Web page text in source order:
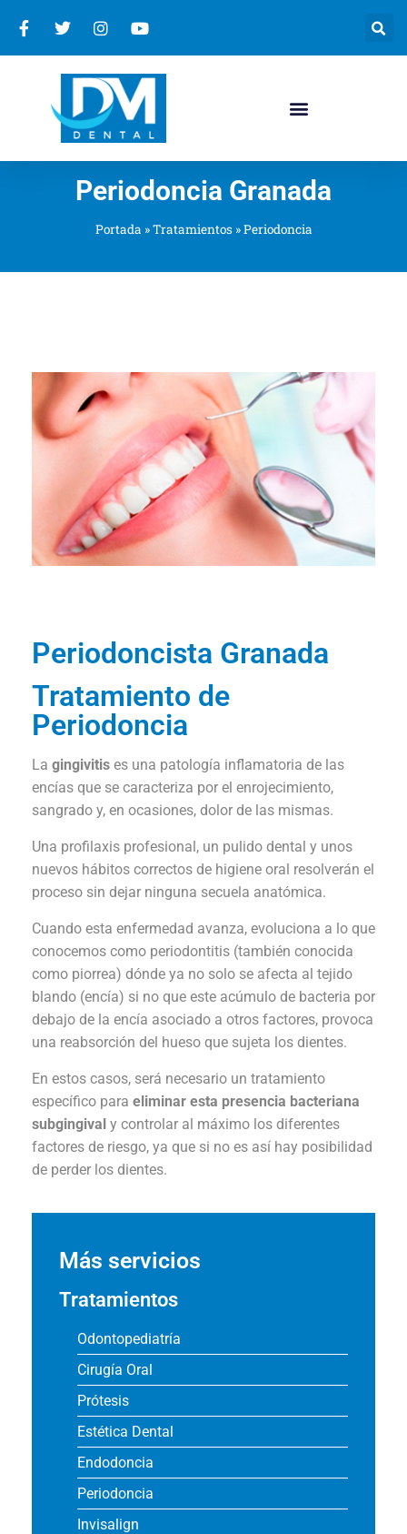
Periodoncia Granada
Portada »Tratamientos »Periodoncia
Periodoncista Granada
Tratamiento de
Periodoncia
La gingivitis es una patología inflamatoria de las
encías que se caracteriza por el enrojecimiento,
sangrado y, en ocasiones, dolor de las mismas.
Una profilaxis profesional, un pulido dental y unos
nuevos hábitos correctos de higiene oral resolverán el
proceso sin dejar ninguna secuela anatómica.
Cuando esta enfermedad avanza, evoluciona a lo que
conocemos como periodontitis (también conocida
como piorrea) dónde ya no solo se afecta al tejido
blando (encía) si no que este acúmulo de bacteria por
debajo de la encía asociado a otros factores, provoca
una reabsorción del hueso que sujeta los dientes.
En estos casos, será necesario un tratamiento
específico para eliminar esta presencia bacteriana
subgingival y controlar al máximo los diferentes
factores de riesgo, ya que si no es así hay posibilidad
de perder los dientes.
Más servicios
Tratamientos
Odontopediatría
Cirugía Oral
Prótesis
Estética Dental
Endodoncia
Periodoncia
Invisalign